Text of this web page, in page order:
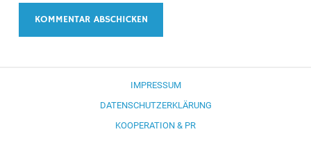
IMPRESSUM
DATENSCHUTZERKLÄRUNG
KOOPERATION & PR